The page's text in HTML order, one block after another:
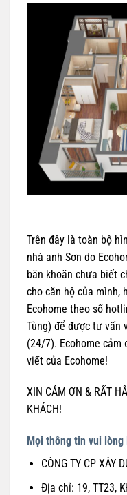
Trên đây là toàn bộ
nhà anh Sơn do
băn khoăn chưa biết
cho căn hộ của mình,
Ecohome theo số
Tùng) để được tư vấn
(24/7). Ecohome cảm
viết của Ecohome!
XIN CẢM ƠN & RẤT
KHÁCH!
Mọi thông tin vui lòng
CÔNG TY CP XÂY
Địa chỉ: 19, TT23,